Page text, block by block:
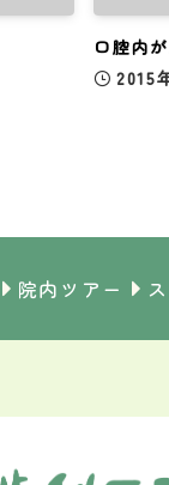
口腔内
2015
院内ツアー